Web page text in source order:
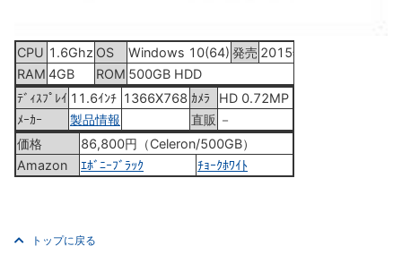
CPU 1.6Ghz OS Windows 10(64) 発売 2015年11月6日
RAM 4GB ROM 500GB HDD
ﾃﾞｨｽﾌﾟﾚｲ 11.6ｲﾝﾁ 1366X768 ｶﾒﾗ
HD 0.72MP
ﾒｰｶｰ
製品情報 直販 －
価格
86,800円（Celeron/500GB）
Amazon
ｴﾎﾞﾆｰﾌﾞﾗｯｸ ﾁｮｰｸﾎﾜｲﾄ
トップに戻る